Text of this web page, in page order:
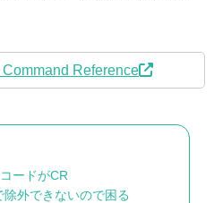
Reference
ードがCR
外できないので困る